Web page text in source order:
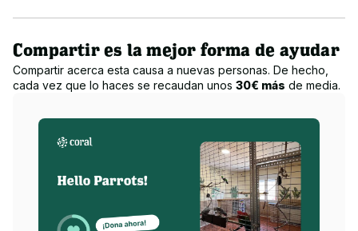
Compartir es la mejor forma de ayudar
Compartir acerca esta causa a nuevas personas. De hecho,
cada vez que lo haces se recaudan unos 30€ más de media.